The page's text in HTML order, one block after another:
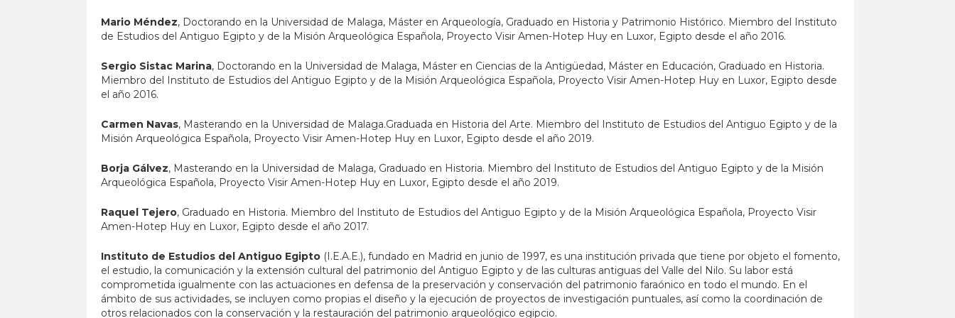
Mario Méndez, Doctorando en la Universidad de Malaga, Máster en Arqueología, Graduado en Historia y Patrimonio Histórico. Miembro del Instituto
de Estudios del Antiguo Egipto y de la Misión Arqueológica Española, Proyecto Visir Amen-Hotep Huy en Luxor, Egipto desde el año 2016.
Sergio Sistac Marina, Doctorando en la Universidad de Malaga, Máster en Ciencias de la Antigüedad, Máster en Educación, Graduado en Historia.
Miembro del Instituto de Estudios del Antiguo Egipto y de la Misión Arqueológica Española, Proyecto Visir Amen-Hotep Huy en Luxor, Egipto desde
el año 2016.
Carmen Navas, Masterando en la Universidad de Malaga.Graduada en Historia del Arte. Miembro del Instituto de Estudios del Antiguo Egipto y de la
Misión Arqueológica Española, Proyecto Visir Amen-Hotep Huy en Luxor, Egipto desde el año 2019.
Borja Gálvez, Masterando en la Universidad de Malaga, Graduado en Historia. Miembro del Instituto de Estudios del Antiguo Egipto y de la Misión
Arqueológica Española, Proyecto Visir Amen-Hotep Huy en Luxor, Egipto desde el año 2019.
Raquel Tejero, Graduado en Historia. Miembro del Instituto de Estudios del Antiguo Egipto y de la Misión Arqueológica Española, Proyecto Visir
Amen-Hotep Huy en Luxor, Egipto desde el año 2017.
Instituto de Estudios del Antiguo Egipto (I.E.A.E.), fundado en Madrid en junio de 1997, es una institución privada que tiene por objeto el fomento,
el estudio, la comunicación y la extensión cultural del patrimonio del Antiguo Egipto y de las culturas antiguas del Valle del Nilo. Su labor está
comprometida igualmente con las actuaciones en defensa de la preservación y conservación del patrimonio faraónico en todo el mundo. En el
ámbito de sus actividades, se incluyen como propias el diseño y la ejecución de proyectos de investigación puntuales, así como la coordinación de
otros relacionados con la conservación y la restauración del patrimonio arqueológico egipcio.